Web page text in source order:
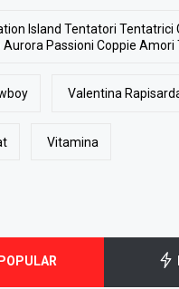
Island Tentatori Tentatrici
Aurora Passioni Coppie Amori
Valentina
Vitamina
POPULAR